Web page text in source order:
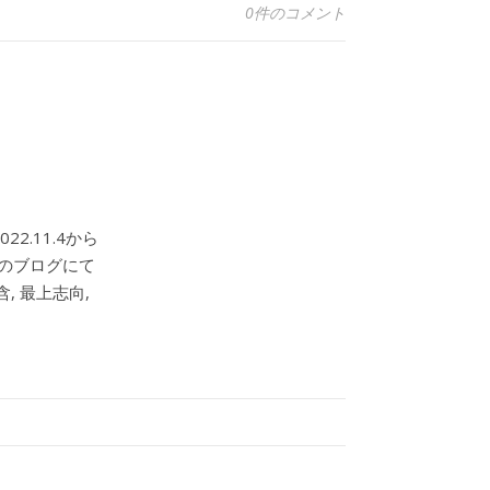
0件のコメント
から
ブログにて
, 最上志向,